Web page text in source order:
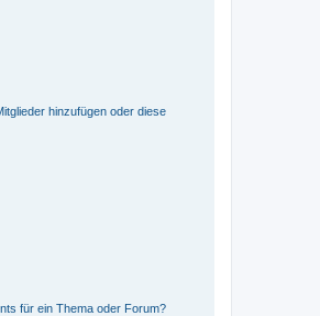
hinzufügen oder diese
für ein Thema oder Forum?